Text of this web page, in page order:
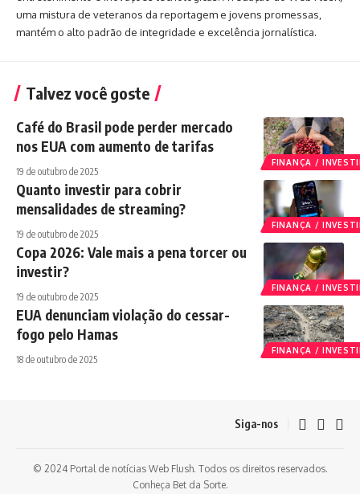
uma mistura de veteranos da reportagem e jovens promessas,
mantém o alto padrão de integridade e excelência jornalística.
Talvez você goste
FINANÇA /
Café do Brasil pode perder mercado
nos EUA com aumento de tarifas
19 de outubro de 2025
FINANÇA /
Quanto investir para cobrir
mensalidades de streaming?
19 de outubro de 2025
FINANÇA /
Copa 2026: Vale mais a pena torcer ou
investir?
19 de outubro de 2025
FINANÇA /
EUA denunciam violação do cessar-
fogo pelo Hamas
18 de outubro de 2025
Siga-nos
© 2024 Portal de notícias Web Flush. Todos os direitos reservados.
Conheça Bet da Sorte.